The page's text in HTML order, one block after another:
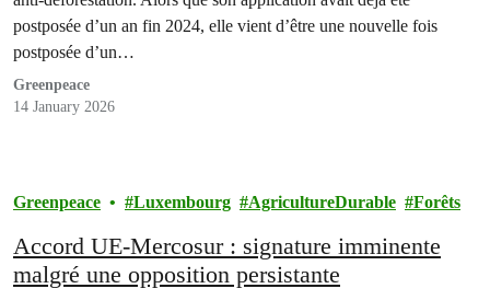
postposée d’un an fin 2024, elle vient d’être une nouvelle fois
postposée d’un…
Greenpeace
14 January 2026
Greenpeace Luxembourg AgricultureDurable Forêts
Accord UE-Mercosur : signature imminente
malgré une opposition persistante